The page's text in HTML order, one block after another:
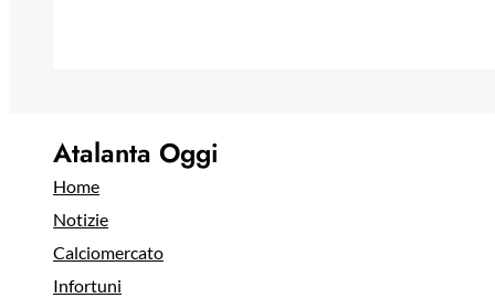
Atalanta Oggi
Home
Notizie
Calciomercato
Infortuni